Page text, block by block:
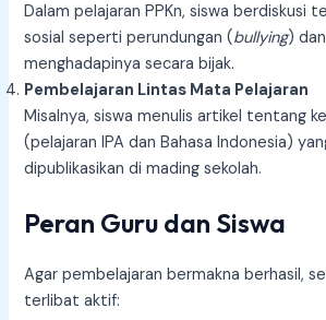
Dalam pelajaran PPKn, siswa berdiskusi
sosial seperti perundungan (bullying)
menghadapinya secara bijak.
Pembelajaran Lintas Mata Pelajaran
Misalnya, siswa menulis artikel tentang
(pelajaran IPA dan Bahasa Indonesia)
dipublikasikan di mading sekolah.
Peran Guru dan Siswa
Agar pembelajaran bermakna berhasil,
terlibat aktif: